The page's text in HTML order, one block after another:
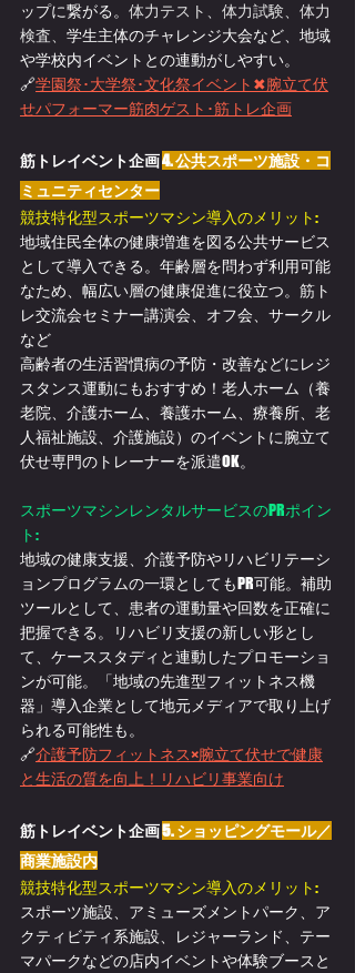
ップに繋がる。 体力テスト、体力試験、体力
検査、 学生主体のチャレンジ大会など、地域
や学校内イベントとの連動がしやすい。
🔗学園祭･大学祭･文化祭イベント✖腕立て伏
せパフォーマー筋肉ゲスト･筋トレ企画
筋トレイベント企画 4. 公共スポーツ施設・コ
ミュニティセンター
競技特化型スポーツマシン導入のメリット:
地域住民全体の健康増進を図る公共サービス
として導入できる。年齢層を問わず利用可能
なため、幅広い層の健康促進に役立つ。筋ト
レ交流会セミナー講演会、オフ会、サークル
など
高齢者の生活習慣病の予防・改善などにレジ
スタンス運動にもおすすめ！老人ホーム（養
老院、介護ホーム、養護ホーム、療養所、老
人福祉施設、介護施設）のイベントに腕立て
伏せ専門のトレーナーを派遣OK。
スポーツマシンレンタルサービスのPRポイン
ト:
地域の健康支援、介護予防やリハビリテーシ
ョンプログラムの一環としてもPR可能。補助
ツールとして、患者の運動量や回数を正確に
把握できる。リハビリ支援の新しい形とし
て、ケーススタディと連動したプロモーショ
ンが可能。「地域の先進型フィットネス機
器」導入企業として地元メディアで取り上げ
られる可能性も。
🔗介護予防フィットネス×腕立て伏せで健康
と生活の質を向上！リハビリ事業向け
筋トレイベント企画 5. ショッピングモール／
商業施設内
競技特化型スポーツマシン導入のメリット:
スポーツ施設、アミューズメントパーク、 ア
クティビティ系施設、レジャーランド、テー
マパークなどの店内イベントや体験ブースと